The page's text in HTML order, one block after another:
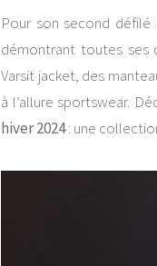
Pour son second défilé
démontrant toutes ses
Varsit jacket, des
à l’allure sportswear.
hiver 2024: une